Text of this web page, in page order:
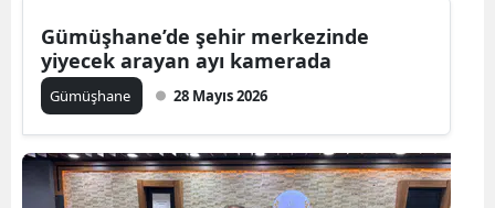
Gümüşhane’de şehir merkezinde
yiyecek arayan ayı kamerada
Gümüşhane 28 Mayıs 2026